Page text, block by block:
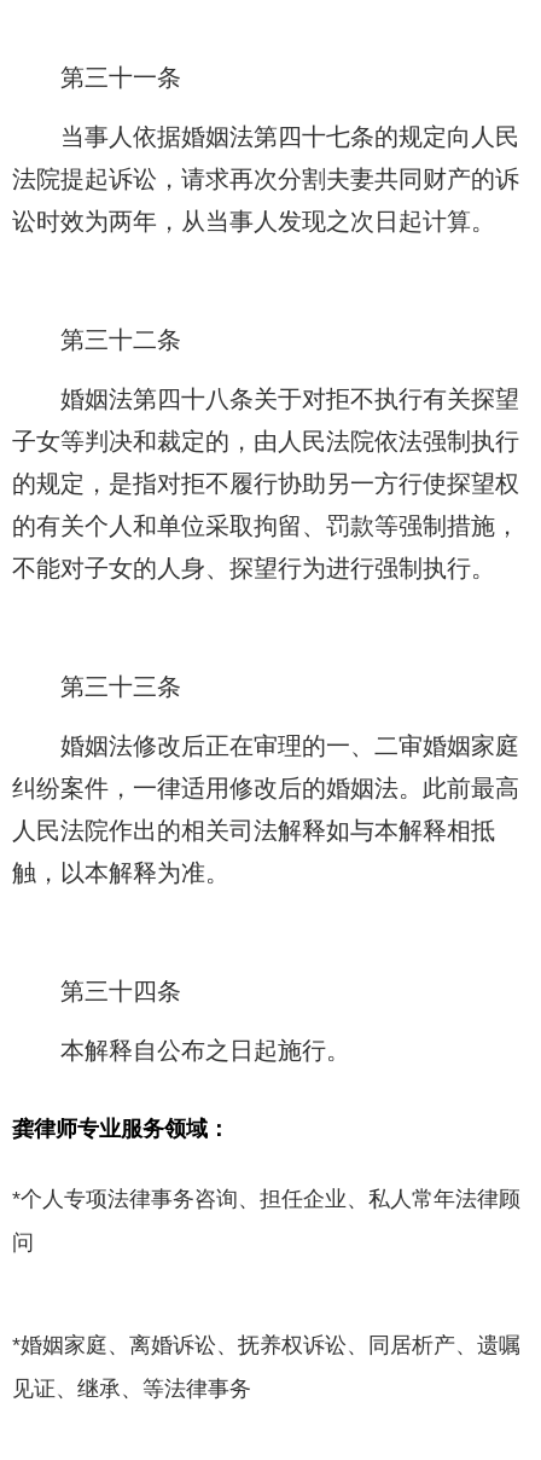
第三十一条
当事人依据婚姻法第四十七条的规定向人民
法院提起诉讼，请求再次分割夫妻共同财产的诉
讼时效为两年，从当事人发现之次日起计算。
第三十二条
婚姻法第四十八条关于对拒不执行有关探望
子女等判决和裁定的，由人民法院依法强制执行
的规定，是指对拒不履行协助另一方行使探望权
的有关个人和单位采取拘留、罚款等强制措施，
不能对子女的人身、探望行为进行强制执行。
第三十三条
婚姻法修改后正在审理的一、二审婚姻家庭
纠纷案件，一律适用修改后的婚姻法。此前最高
人民法院作出的相关司法解释如与本解释相抵
触，以本解释为准。
第三十四条
本解释自公布之日起施行。
龚律师专业服务领域：
*个人专项法律事务咨询、担任企业、私人常年法律顾
问
*婚姻家庭、离婚诉讼、抚养权诉讼、同居析产、遗嘱
见证、继承、等法律事务